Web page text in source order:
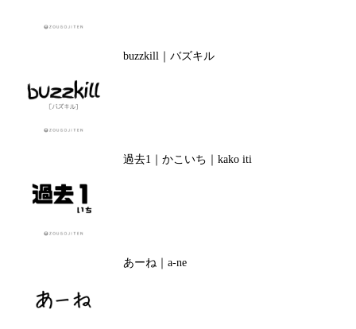
buzzkill｜バズキル
過去1｜かこいち｜kako iti
あーね｜a-ne